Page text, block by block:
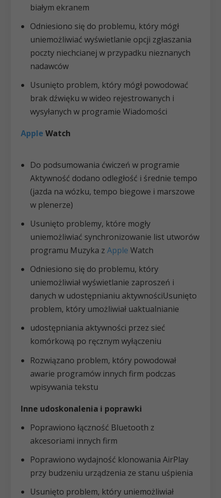
białym ekranem
Odniesiono się do problemu, który mógł
uniemożliwiać wyświetlanie opcji zgłaszania
poczty niechcianej w przypadku nieznanych
nadawców
Usunięto problem, który mógł powodować
brak dźwięku w wideo rejestrowanych i
wysyłanych w programie Wiadomości
Apple Watch
Do podsumowania ćwiczeń w programie
Aktywność dodano odległość i średnie tempo
(jazda na wózku, tempo biegowe i marszowe
w plenerze)
Usunięto problemy, które mogły
uniemożliwiać synchronizowanie list utworów
programu Muzyka z Apple Watch
Odniesiono się do problemu, który
uniemożliwiał wyświetlanie zaproszeń i
danych w udostępnianiu aktywnościUsunięto
problem, który umożliwiał uaktualnianie
udostępniania aktywności przez sieć
komórkową po ręcznym wyłączeniu
Rozwiązano problem, który powodował
awarie programów innych firm podczas
wpisywania tekstu
Inne udoskonalenia i poprawki
Poprawiono łączność Bluetooth z
akcesoriami innych firm
Poprawiono wydajność klonowania AirPlay
przy budzeniu urządzenia ze stanu uśpienia
Usunięto problem, który uniemożliwiał